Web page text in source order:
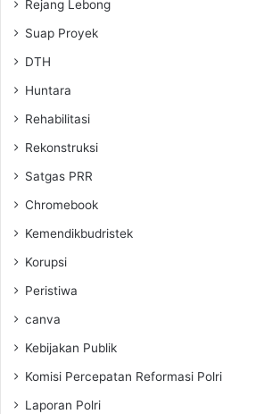
Rejang Lebong
Suap Proyek
DTH
Huntara
Rehabilitasi
Rekonstruksi
Satgas PRR
Chromebook
Kemendikbudristek
Korupsi
Peristiwa
canva
Kebijakan Publik
Komisi Percepatan Reformasi Polri
Laporan Polri